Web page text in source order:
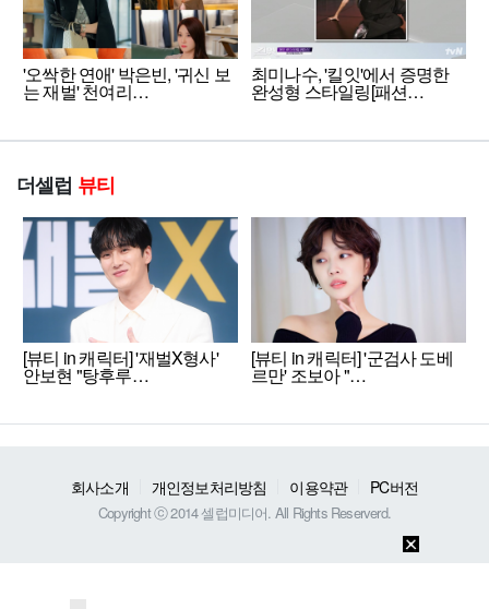
'오싹한 연애' 박은빈, '귀신 보
는 재벌' 천여리…
최미나수, '킬잇'에서 증명한
완성형 스타일링[패션…
더셀럽 뷰티
[뷰티 in 캐릭터] '재벌X형사'
안보현 "탕후루…
[뷰티 in 캐릭터] '군검사 도베
르만' 조보아 "…
회사소개 개인정보처리방침 이용약관 PC버전
Copyright ⓒ 2014 셀럽미디어. All Rights Reserverd.